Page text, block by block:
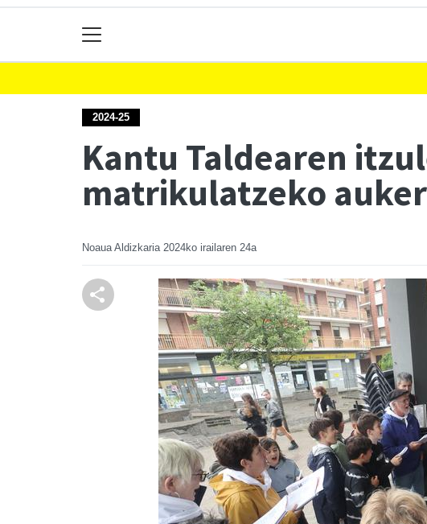
2024-25
Kantu Taldearen
matrikulatzeko
Noaua Aldizkaria 2024ko irailaren 24a